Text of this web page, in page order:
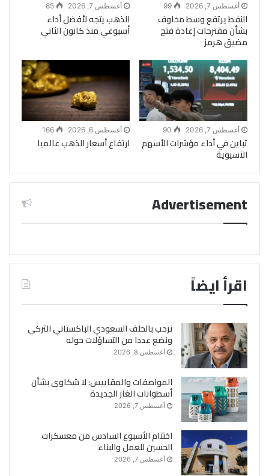
أغسطس 7, 2026 99
النفط يرتفع وسط مخاوف
بشأن مقترحات إعادة فتح
مضيق هرمز
أغسطس 7, 2026 85
الذهب يتجه لأفضل أداء
أسبوعي منذ كانون الثاني
أغسطس 7, 2026 90
تباين في أداء مؤشرات الأسهم
الآسيوية
أغسطس 6, 2026 166
ارتفاع أسعار الذهب عالميا
Advertisement
اقرأ ايضاً
نرحب بالحلف السعودي الباكستاني التركي
ونضع عددا من التساؤلات حوله
أغسطس 8, 2026
المواصفات والمقاييس: لا شكاوى بشأن
أسطوانات الغاز الجديدة
أغسطس 7, 2026
اختتام الأسبوع السادس من معسكرات
الحسين للعمل والبناء
أغسطس 7, 2026